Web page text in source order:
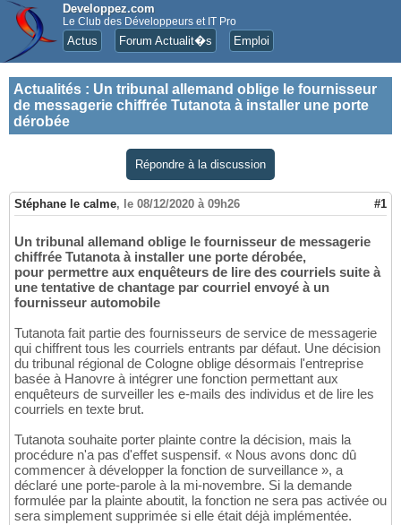
Developpez.com
Le Club des Développeurs et IT Pro
Actus Forum Actualit�s Emploi
Actualités : Un tribunal allemand oblige le fournisseur
de messagerie chiffrée Tutanota à installer une porte
dérobée
Répondre à la discussion
Stéphane le calme, le 08/12/2020 à 09h26 #1
Un tribunal allemand oblige le fournisseur de messagerie
chiffrée Tutanota à installer une porte dérobée,
pour permettre aux enquêteurs de lire des courriels suite à
une tentative de chantage par courriel envoyé à un
fournisseur automobile
Tutanota fait partie des fournisseurs de service de messagerie
qui chiffrent tous les courriels entrants par défaut. Une décision
du tribunal régional de Cologne oblige désormais l'entreprise
basée à Hanovre à intégrer une fonction permettant aux
enquêteurs de surveiller les e-mails des individus et de lire les
courriels en texte brut.
Tutanota souhaite porter plainte contre la décision, mais la
procédure n'a pas d'effet suspensif. « Nous avons donc dû
commencer à développer la fonction de surveillance », a
déclaré une porte-parole à la mi-novembre. Si la demande
formulée par la plainte aboutit, la fonction ne sera pas activée ou
sera simplement supprimée si elle était déjà implémentée.